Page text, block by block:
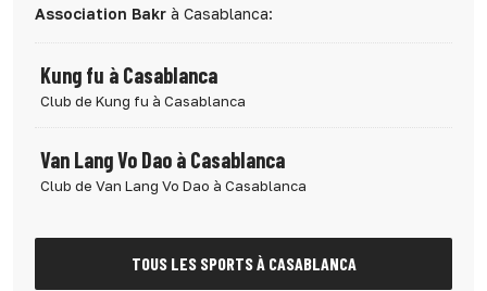
Association Bakr à Casablanca:
Kung fu à Casablanca
Club de Kung fu à Casablanca
Van Lang Vo Dao à Casablanca
Club de Van Lang Vo Dao à Casablanca
TOUS LES SPORTS À CASABLANCA